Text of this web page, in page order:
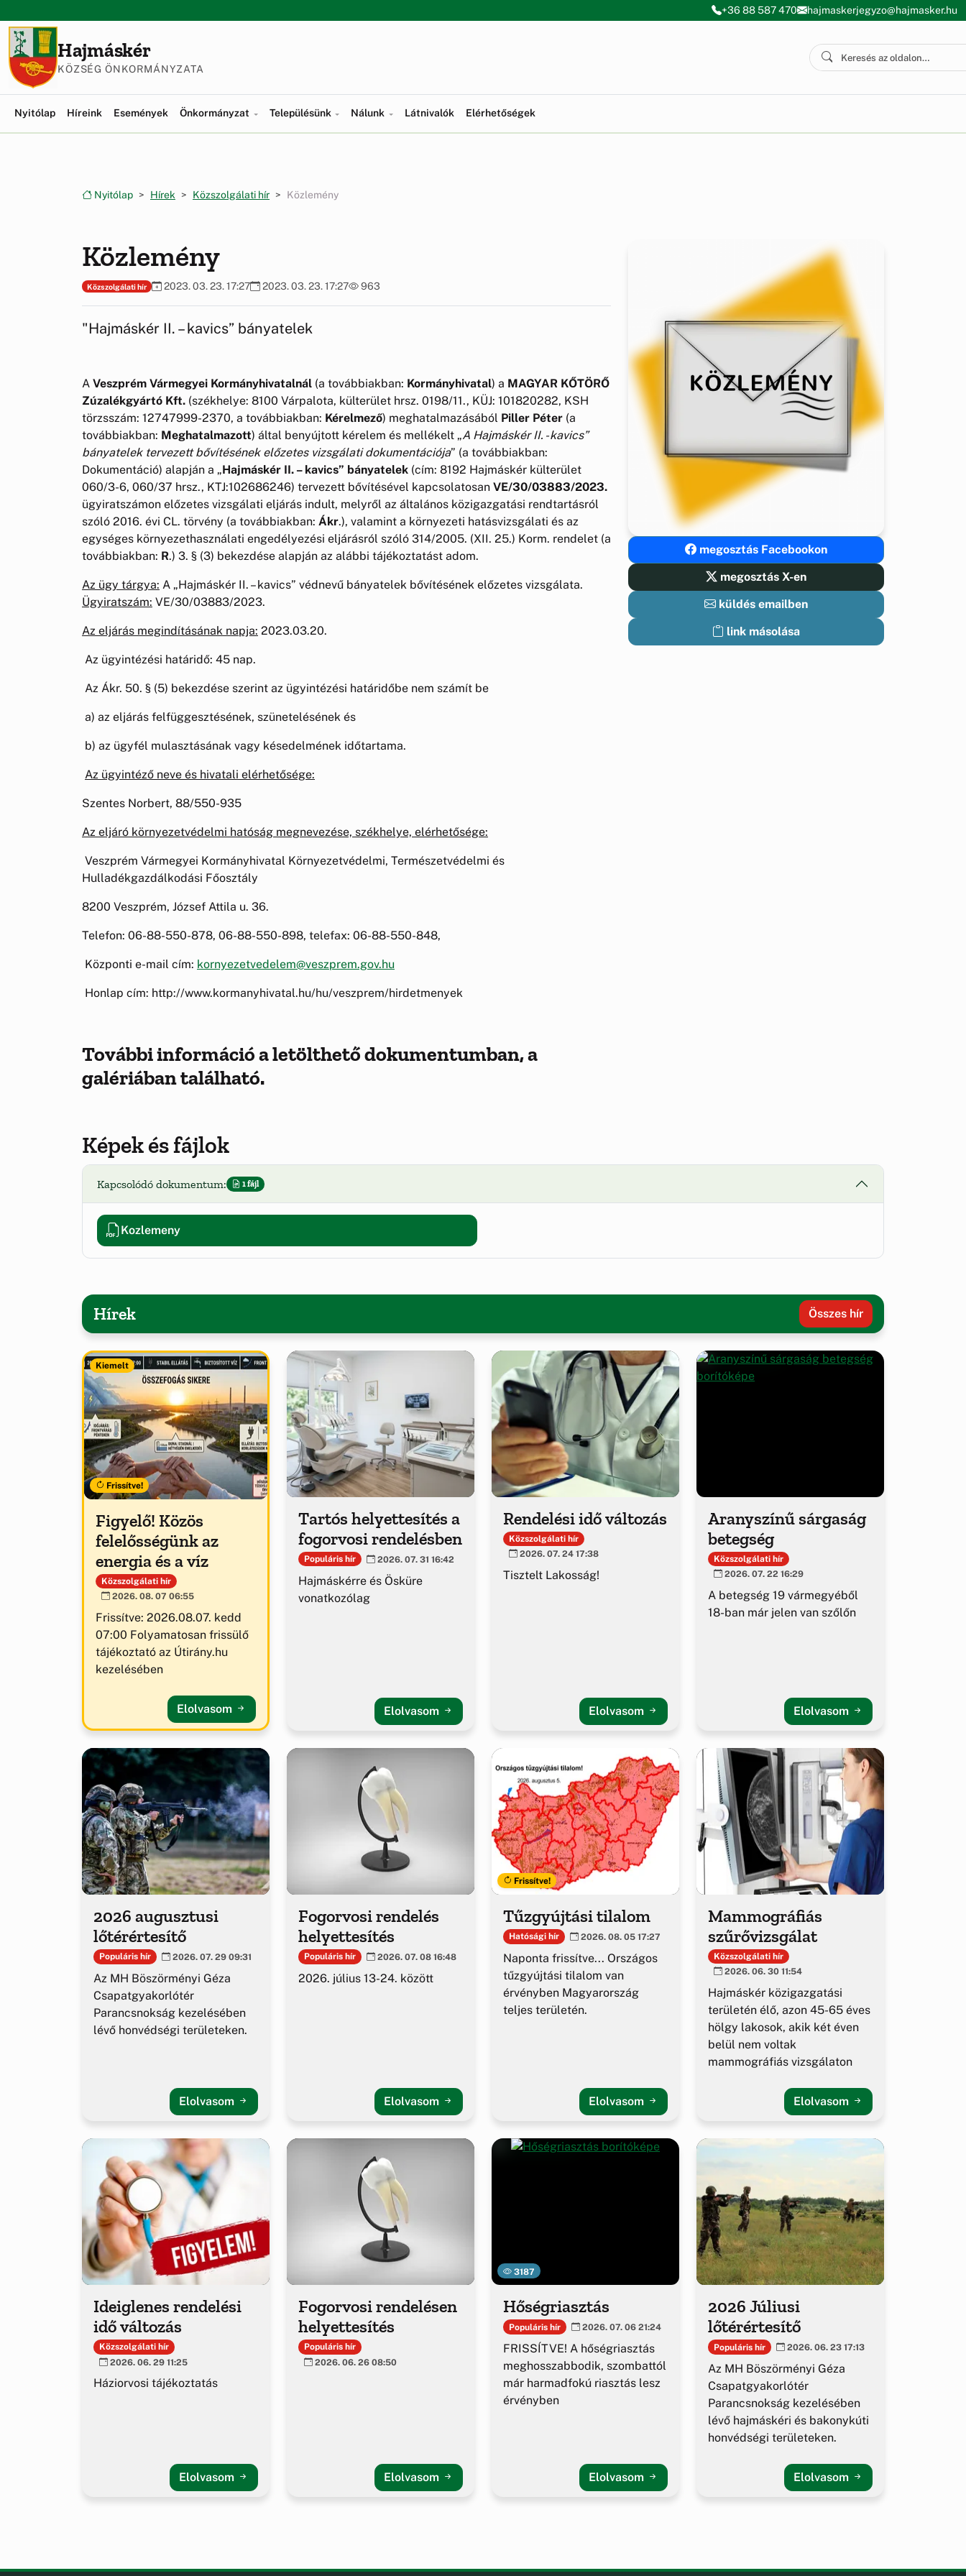
+36 88 587 470 hajmaskerjegyzo@hajmasker.hu
Hajmáskér
KÖZSÉG ÖNKORMÁNYZATA
Nyitólap Híreink Események Önkormányzat Településünk Nálunk Látnivalók Elérhetőségek
Nyitólap Hírek Közszolgálati hír Közlemény
Közlemény
Közszolgálati hír 2023. 03. 23. 17:27 2023. 03. 23. 17:27 963
"Hajmáskér II. – kavics” bányatelek
A Veszprém Vármegyei Kormányhivatalnál (a továbbiakban: Kormányhivatal) a MAGYAR KŐTÖRŐ
Zúzalékgyártó Kft. (székhelye: 8100 Várpalota, külterület hrsz. 0198/11., KÜJ: 101820282, KSH
törzsszám: 12747999-2370, a továbbiakban: Kérelmező) meghatalmazásából Piller Péter (a
továbbiakban: Meghatalmazott) által benyújtott kérelem és mellékelt „A Hajmáskér II. - kavics”
bányatelek tervezett bővítésének előzetes vizsgálati dokumentációja” (a továbbiakban:
Dokumentáció) alapján a „Hajmáskér II. – kavics” bányatelek (cím: 8192 Hajmáskér külterület
060/3-6, 060/37 hrsz., KTJ:102686246) tervezett bővítésével kapcsolatosan VE/30/03883/2023.
ügyiratszámon előzetes vizsgálati eljárás indult, melyről az általános közigazgatási rendtartásról
szóló 2016. évi CL. törvény (a továbbiakban: Ákr.), valamint a környezeti hatásvizsgálati és az
egységes környezethasználati engedélyezési eljárásról szóló 314/2005. (XII. 25.) Korm. rendelet (a
továbbiakban: R.) 3. § (3) bekezdése alapján az alábbi tájékoztatást adom.
Az ügy tárgya: A „Hajmáskér II. – kavics” védnevű bányatelek bővítésének előzetes vizsgálata.
Ügyiratszám: VE/30/03883/2023.
Az eljárás megindításának napja: 2023.03.20.
Az ügyintézési határidő: 45 nap.
Az Ákr. 50. § (5) bekezdése szerint az ügyintézési határidőbe nem számít be
a) az eljárás felfüggesztésének, szünetelésének és
b) az ügyfél mulasztásának vagy késedelmének időtartama.
Az ügyintéző neve és hivatali elérhetősége:
Szentes Norbert, 88/550-935
Az eljáró környezetvédelmi hatóság megnevezése, székhelye, elérhetősége:
Veszprém Vármegyei Kormányhivatal Környezetvédelmi, Természetvédelmi és
Hulladékgazdálkodási Főosztály
8200 Veszprém, József Attila u. 36.
Telefon: 06-88-550-878, 06-88-550-898, telefax: 06-88-550-848,
Központi e-mail cím: kornyezetvedelem@veszprem.gov.hu
Honlap cím: http://www.kormanyhivatal.hu/hu/veszprem/hirdetmenyek
További információ a letölthető dokumentumban, a
galériában található.
megosztás Facebookon
megosztás X-en
küldés emailben
link másolása
Képek és fájlok
Kapcsolódó dokumentum: 1 fájl
Kozlemeny
Hírek Összes hír
Kiemelt
Frissítve!
Figyelő! Közös
felelősségünk az
energia és a víz
Közszolgálati hír
2026. 08. 07 06:55
Frissítve: 2026.08.07. kedd
07:00 Folyamatosan frissülő
tájékoztató az Útirány.hu
kezelésében
Elolvasom
Tartós helyettesítés a
fogorvosi rendelésben
Populáris hír 2026. 07. 31 16:42
Hajmáskérre és Ösküre
vonatkozólag
Elolvasom
Rendelési idő változás
Közszolgálati hír
2026. 07. 24 17:38
Tisztelt Lakosság!
Elolvasom
Aranyszínű sárgaság
betegség
Közszolgálati hír
2026. 07. 22 16:29
A betegség 19 vármegyéből
18-ban már jelen van szőlőn
Elolvasom
2026 augusztusi
lőtérértesítő
Populáris hír 2026. 07. 29 09:31
Az MH Böszörményi Géza
Csapatgyakorlótér
Parancsnokság kezelésében
lévő honvédségi területeken.
Elolvasom
Fogorvosi rendelés
helyettesítés
Populáris hír 2026. 07. 08 16:48
2026. július 13-24. között
Elolvasom
Frissítve!
Tűzgyújtási tilalom
Hatósági hír 2026. 08. 05 17:27
Naponta frissítve... Országos
tűzgyújtási tilalom van
érvényben Magyarország
teljes területén.
Elolvasom
Mammográfiás
szűrővizsgálat
Közszolgálati hír
2026. 06. 30 11:54
Hajmáskér közigazgatási
területén élő, azon 45-65 éves
hölgy lakosok, akik két éven
belül nem voltak
mammográfiás vizsgálaton
Elolvasom
Ideiglenes rendelési
idő változás
Közszolgálati hír
2026. 06. 29 11:25
Háziorvosi tájékoztatás
Elolvasom
Fogorvosi rendelésen
helyettesítés
Populáris hír
2026. 06. 26 08:50
Elolvasom
3187
Hőségriasztás
Populáris hír 2026. 07. 06 21:24
FRISSÍTVE! A hőségriasztás
meghosszabbodik, szombattól
már harmadfokú riasztás lesz
érvényben
Elolvasom
2026 Júliusi
lőtérértesítő
Populáris hír 2026. 06. 23 17:13
Az MH Böszörményi Géza
Csapatgyakorlótér
Parancsnokság kezelésében
lévő hajmáskéri és bakonykúti
honvédségi területeken.
Elolvasom